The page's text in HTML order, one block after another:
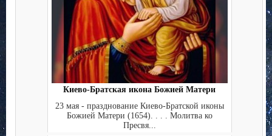
Киево-Братская икона Божией Матери
23 мая - празднование Киево-Братской иконы
Божией Матери (1654). . . . Молитва ко
Пресвя...